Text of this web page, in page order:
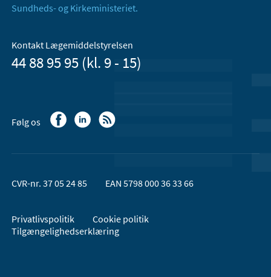
Sundheds- og Kirkeministeriet.
Kontakt Lægemiddelstyrelsen
44 88 95 95 (kl. 9 - 15)
Følg os
CVR-nr. 37 05 24 85 EAN 5798 000 36 33 66
Privatlivspolitik
Cookie politik
Tilgængelighedserklæring